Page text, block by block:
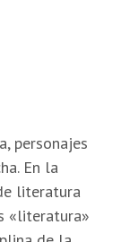
personajes
En la
literatura
«literatura»